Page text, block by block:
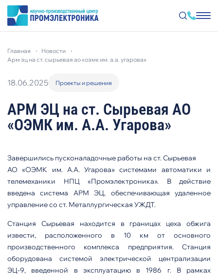
содержанию
главная
новости
арм эц на ст. сырьевая ао «оэмк им. а.а. угарова»
18.06.2025 Проекты и решения
АРМ ЭЦ на ст. Сырьевая АО
«ОЭМК им. А.А. Угарова»
Завершились пусконаладочные работы на ст. Сырьевая
АО «ОЭМК им. А.А. Угарова» системами автоматики и
телемеханики НПЦ «Промэлектроника». В действие
введена система АРМ ЭЦ, обеспечивающая удаленное
управление со ст. Металлургическая УЖДТ.
Станция Сырьевая находится в границах цеха обжига
извести, расположенного в 10 км от основного
производственного комплекса предприятия. Станция
оборудована системой электрической централизации
ЭЦ-9, введенной в эксплуатацию в 1986 г. В рамках